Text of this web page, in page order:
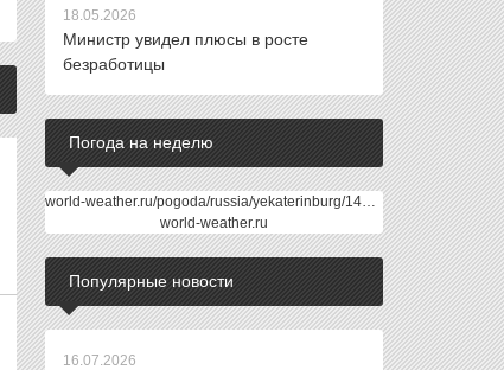
18.05.2026
Министр увидел плюсы в росте
безработицы
Погода на неделю
world-weather.ru/pogoda/russia/yekaterinburg/14days/
world-weather.ru
Популярные новости
16.07.2026